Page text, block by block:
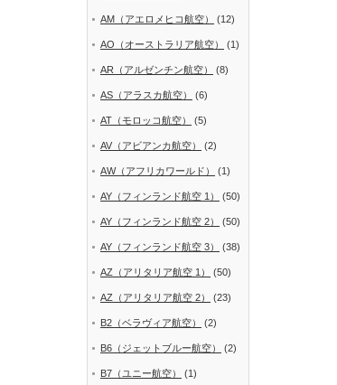
AM（アエロメヒコ航空） (12)
AO（オーストラリア航空） (1)
AR（アルゼンチン航空） (8)
AS（アラスカ航空） (6)
AT（モロッコ航空） (5)
AV（アビアンカ航空） (2)
AW（アフリカワールド） (1)
AY（フィンランド航空 1） (50)
AY（フィンランド航空 2） (50)
AY（フィンランド航空 3） (38)
AZ（アリタリア航空 1） (50)
AZ（アリタリア航空 2） (23)
B2（ベラヴィア航空） (2)
B6（ジェットブルー航空） (2)
B7（ユニー航空） (1)